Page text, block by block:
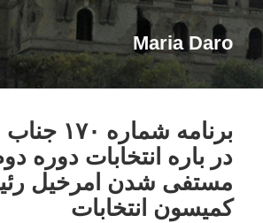
Maria Daro
برنامه
در باره انتخابات دوره
مستفی شدن امرخیل
کمیسون انتخابات